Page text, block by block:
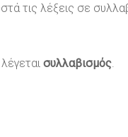
τις λέξεις σε
συλλαβισμός.